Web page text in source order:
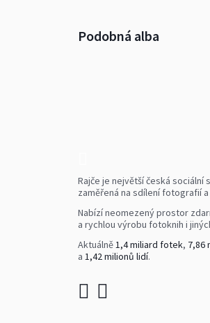
Podobná alba
Rajče je největší česká sociální
zaměřená na sdílení fotografií
Nabízí neomezený prostor
a rychlou výrobu fotoknih i
Aktuálně1,4 miliard fotek, 7,86
a 1,42 milionů lidí.